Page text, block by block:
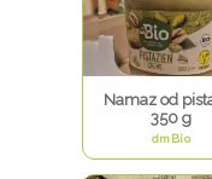
Namaz od
350 g
dmBio